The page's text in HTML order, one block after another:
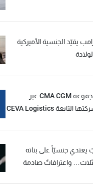
يقيّد الجنسية الأميركية
مجموعة CMA CGM عبر
شركتها التابعة CEVA Logistics
يعتدي جنسيّاً على بناته
واعترافاتٌ صادمة